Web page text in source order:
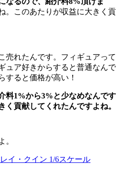
。このあたりが収益に大きく貢
売れたんです。フィギュアって
ュア好きからすると普通なんで
すると価格が高い！
料1%から3%と少なめなんです
く貢献してくれたんですよね。
。
イ・クイン 1/6スケール